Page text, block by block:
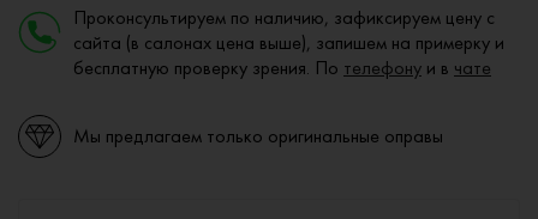
Проконсультируем по наличию, зафиксируем цену с
сайта (в салонах цена выше), запишем на примерку и
бесплатную проверку зрения. По телефону и в чате
Мы предлагаем только оригинальные оправы